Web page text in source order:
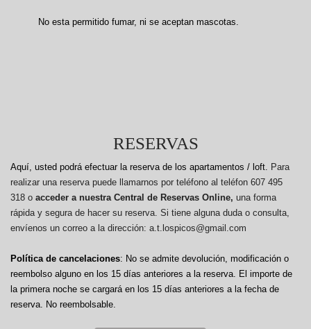
No esta permitido fumar, ni se aceptan mascotas.
RESERVAS
Aquí, usted podrá efectuar la reserva de los apartamentos / loft. Para
realizar una reserva puede llamarnos por teléfono al teléfon 607 495
318 o acceder a nuestra Central de Reservas Online, una forma
rápida y segura de hacer su reserva. Si tiene alguna duda o consulta,
envíenos un correo a la dirección: a.t.lospicos@gmail.com
Política de cancelaciones: No se admite devolución, modificación o
reembolso alguno en los 15 días anteriores a la reserva. El importe de
la primera noche se cargará en los 15 días anteriores a la fecha de
reserva. No reembolsable.